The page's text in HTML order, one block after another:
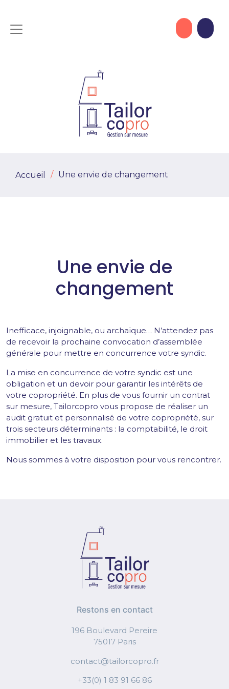
Accueil Une envie de changement
Une envie de
changement
Inefficace, injoignable, ou archaïque… N’attendez pas
de recevoir la prochaine convocation d’assemblée
générale pour mettre en concurrence votre syndic.
La mise en concurrence de votre syndic est une
obligation et un devoir pour garantir les intérêts de
votre copropriété. En plus de vous fournir un contrat
sur mesure, Tailorcopro vous propose de réaliser un
audit gratuit et personnalisé de votre copropriété, sur
trois secteurs déterminants : la comptabilité, le droit
immobilier et les travaux.
Nous sommes à votre disposition pour vous rencontrer.
Restons en contact
196 Boulevard Pereire
75017 Paris
contact@tailorcopro.fr
+33(0) 1 83 91 66 86